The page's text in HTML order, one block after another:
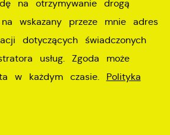
na otrzymywanie drogą
na wskazany przeze mnie adres
dotyczących świadczonych
usług. Zgoda może
w każdym czasie. Polityka